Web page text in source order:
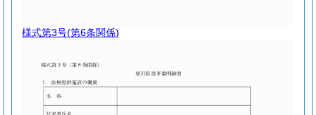
様式第3号(第6条関係)